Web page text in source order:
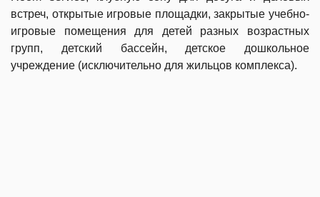
встреч, открытые игровые площадки, закрытые учебно-
игровые помещения для детей разных возрастных
групп, детский бассейн, детское дошкольное
учреждение (исключительно для жильцов комплекса).